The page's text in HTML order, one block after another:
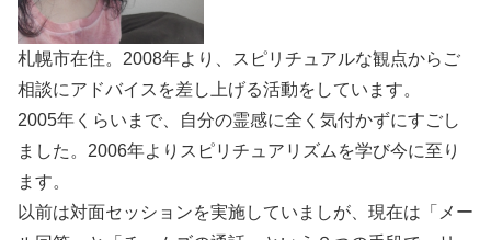
札幌市在住。2008年より、スピリチュアルな観点からご
相談にアドバイスを差し上げる活動をしています。
2005年くらいまで、自分の霊感に全く気付かずにすごし
ました。2006年よりスピリチュアリズムを学び今に至り
ます。
以前は対面セッションを実施していましが、現在は「メー